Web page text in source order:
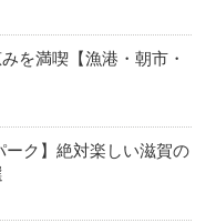
を満喫【漁港・朝市・
ーク】絶対楽しい滋賀の